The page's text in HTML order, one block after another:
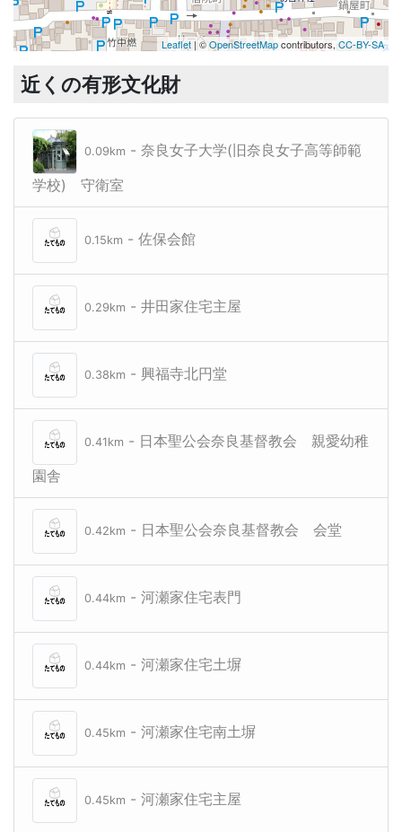
日本聖公会奈良基督教会
Leaflet| ©OpenStreetMapcontributors, CC-BY-SA
近くの有形文化財
0.09km - 奈良女子大学(旧奈良女子高等師範
学校) 守衛室
0.15km - 佐保会館
0.29km - 井田家住宅主屋
0.38km - 興福寺北円堂
0.41km - 日本聖公会奈良基督教会 親愛幼稚
園舎
0.42km - 日本聖公会奈良基督教会 会堂
0.44km - 河瀬家住宅表門
0.44km - 河瀬家住宅土塀
0.45km - 河瀬家住宅南土塀
0.45km - 河瀬家住宅主屋